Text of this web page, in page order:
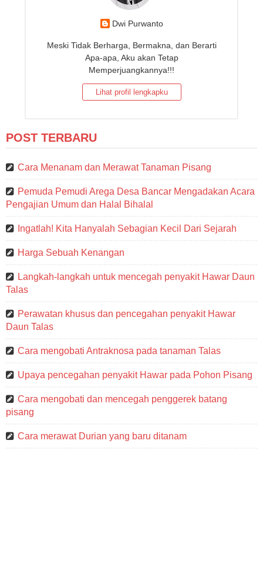
Dwi Purwanto
Meski Tidak Berharga, Bermakna, dan Berarti
Apa-apa, Aku akan Tetap
Memperjuangkannya!!!
Lihat profil lengkapku
POST TERBARU
Cara Menanam dan Merawat Tanaman Pisang
Pemuda Pemudi Arega Desa Bancar Mengadakan Acara
Pengajian Umum dan Halal Bihalal
Ingatlah! Kita Hanyalah Sebagian Kecil Dari Sejarah
Harga Sebuah Kenangan
Langkah-langkah untuk mencegah penyakit Hawar Daun
Talas
Perawatan khusus dan pencegahan penyakit Hawar
Daun Talas
Cara mengobati Antraknosa pada tanaman Talas
Upaya pencegahan penyakit Hawar pada Pohon Pisang
Cara mengobati dan mencegah penggerek batang
pisang
Cara merawat Durian yang baru ditanam